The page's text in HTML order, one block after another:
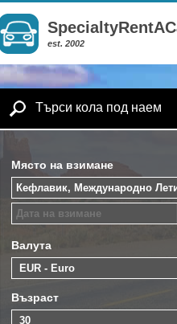
est. 2002
Търси кола под наем
Място на взимане
Валута
Възраст